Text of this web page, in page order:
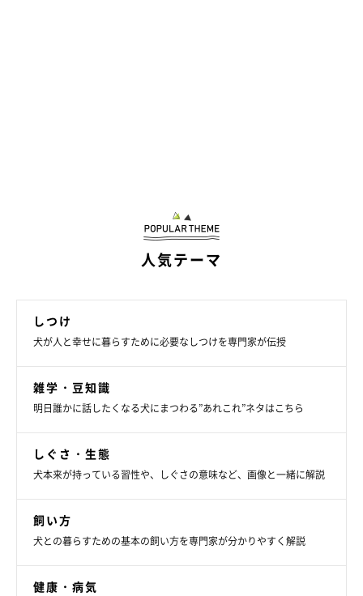
＠ginji_cavalier.eni
お友だちファミリーとキャンプ。兵庫県豊岡市にある「神鍋高原
キャンプ場」のドッグランサイトで撮影された1枚です。たくさ
人気テーマ
しつけ
犬が人と幸せに暮らすために必要なしつけを専門家が伝授
雑学・豆知識
明日誰かに話したくなる犬にまつわる”あれこれ”ネタはこちら
しぐさ・生態
犬本来が持っている習性や、しぐさの意味など、画像と一緒に解説
飼い方
犬との暮らすための基本の飼い方を専門家が分かりやすく解説
健康・病気